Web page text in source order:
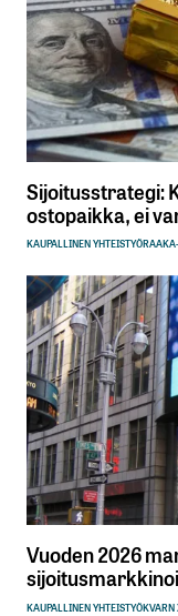
Sijoitusstrategi:
ostopaikka, ei
KAUPALLINEN YHTEISTYÖ
Vuoden 2026
KAUPALLINEN YHTEISTYÖKVARN